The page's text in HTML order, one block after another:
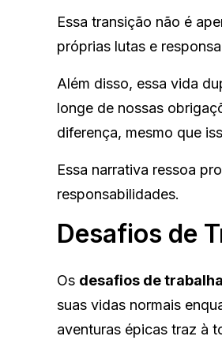
Essa transição não é
próprias lutas e
Além disso, essa vida
longe de nossas
diferença, mesmo que
Essa narrativa ressoa
responsabilidades.
Desafios de
Os desafios de
suas vidas normais
aventuras épicas traz à